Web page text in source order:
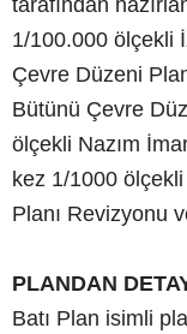
tarafından
1/100.000 ölçekli
Çevre Düzeni
Bütünü Çevre
ölçekli Nazım
kez 1/1000
Planı Revizyonu
PLANDAN
Batı Plan isimli